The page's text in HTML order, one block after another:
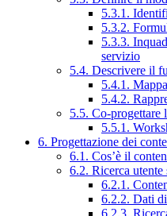
5.3.1.
5.3.2.
5.3.3.
servizio
5.4. Descrivere il
5.4.1.
5.4.2.
5.5. Co-progettare
5.5.1.
6. Progettazione dei
6.1. Cos’è il
6.2. Ricerca
6.2.1.
6.2.2. Dati
6.2.3.